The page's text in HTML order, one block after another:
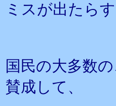
ミスが出たら
国民の大多数
賛成して、